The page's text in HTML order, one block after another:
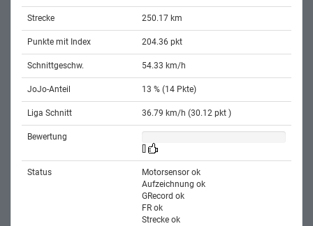
Strecke 250.17 km
Punkte mit Index 204.36 pkt
Schnittgeschw. 54.33 km/h
JoJo-Anteil 13 % (14 Pkte)
Liga Schnitt 36.79 km/h (30.12 pkt )
Bewertung
Status
Motorsensor ok
Aufzeichnung ok
GRecord ok
FR ok
Strecke ok